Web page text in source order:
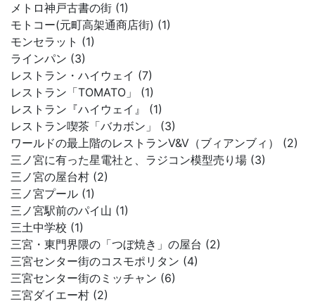
メトロ神戸古書の街 (1)
モトコー(元町高架通商店街) (1)
モンセラット (1)
ラインパン (3)
レストラン・ハイウェイ (7)
レストラン「TOMATO」 (1)
レストラン『ハイウェイ』 (1)
レストラン喫茶「バカボン」 (3)
ワールドの最上階のレストランV&V（ブィアンブィ） (2)
三ノ宮に有った星電社と、ラジコン模型売り場 (3)
三ノ宮の屋台村 (2)
三ノ宮プール (1)
三ノ宮駅前のパイ山 (1)
三土中学校 (1)
三宮・東門界隈の「つぼ焼き」の屋台 (2)
三宮センター街のコスモポリタン (4)
三宮センター街のミッチャン (6)
三宮ダイエー村 (2)